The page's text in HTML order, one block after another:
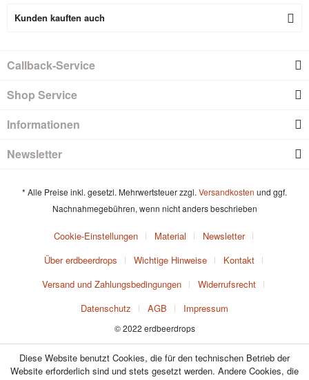
Kunden kauften auch
Callback-Service
Shop Service
Informationen
Newsletter
* Alle Preise inkl. gesetzl. Mehrwertsteuer zzgl. Versandkosten und ggf.
Nachnahmegebühren, wenn nicht anders beschrieben
Cookie-Einstellungen Material
Newsletter
Über erdbeerdrops
Wichtige Hinweise
Kontakt
Versand und Zahlungsbedingungen
Widerrufsrecht
Datenschutz
AGB Impressum
© 2022 erdbeerdrops
Diese Website benutzt Cookies, die für den technischen Betrieb der
Website erforderlich sind und stets gesetzt werden. Andere Cookies, die